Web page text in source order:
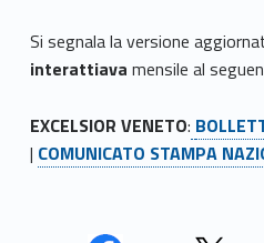
Si segnala la versione
interattiava mensile al
EXCELSIOR VENETO:
| COMUNICATO STAMPA